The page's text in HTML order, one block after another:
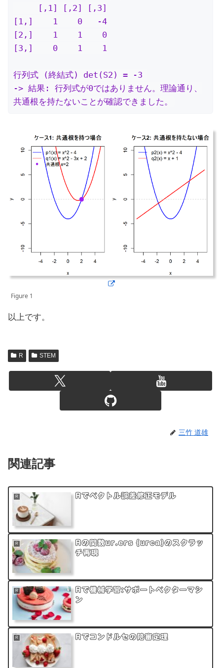
[1,]    1    0   -4
[2,]    1    1    0
[3,]    0    1    1
行列式 (終結式) det(S2) = -3
-> 結果: 行列式が0ではありません。理論通り、
共通根を持たないことが確認できました。
Figure 1
以上です。
R STEM
三竹 道雄
関連記事
R Rでベクトル誤差修正モデル
R
Rの関数ur.ers {urca}のスクラッ
チ再現
R
Rで機械学習:サポートベクターマシ
ン
R Rでコンドルセの陪審定理